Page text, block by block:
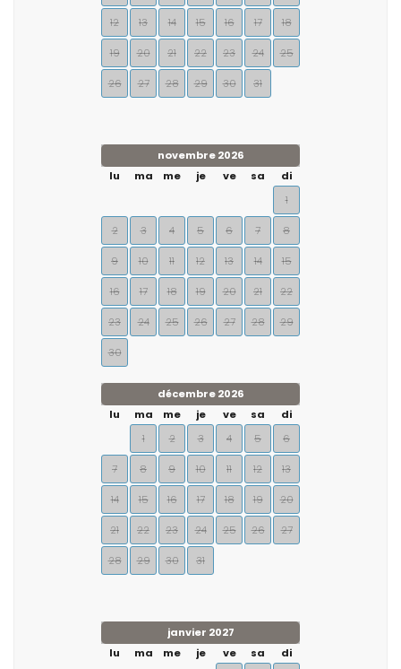
12 13 14 15 16 17 18
19 20 21 22 23 24 25
26 27 28 29 30 31
novembre 2026
lu
ma me je ve sa
di
1
2 3 4 5 6 7 8
9 10 11 12 13 14 15
16 17 18 19 20 21 22
23 24 25 26 27 28 29
30
décembre 2026
lu
ma me je ve sa
di
1
2 3 4 5 6
7 8 9 10 11 12 13
14 15 16 17 18 19 20
21 22 23 24 25 26 27
28 29 30 31
janvier 2027
lu
ma me je ve sa
di